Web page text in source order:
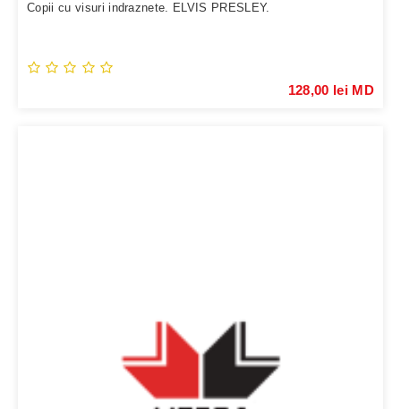
Copii cu visuri indraznete. ELVIS PRESLEY.
128,00 lei MD